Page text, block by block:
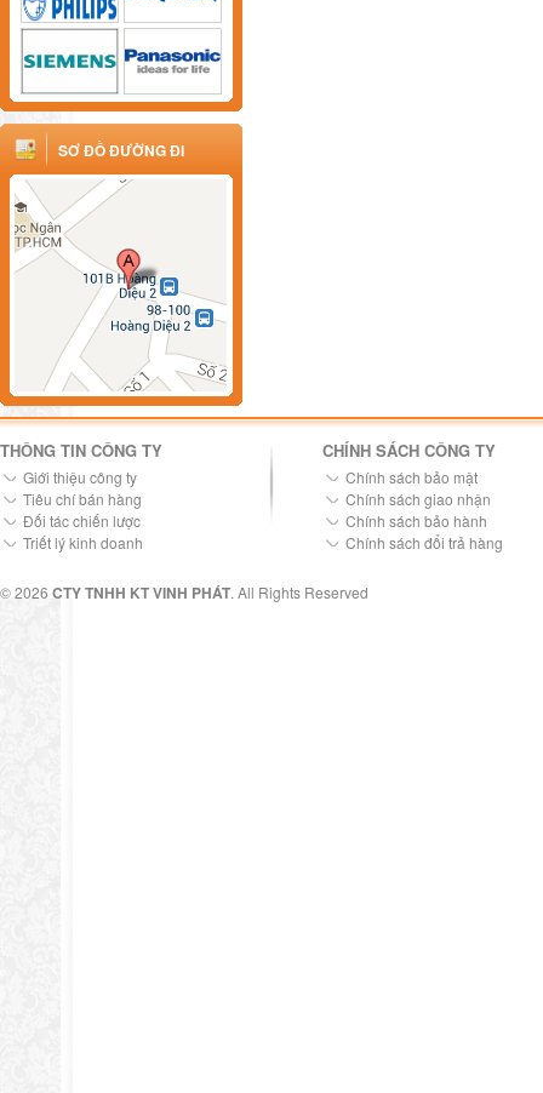
SƠ ĐỒ ĐƯỜNG ĐI
THÔNG TIN CÔNG TY
Giới thiệu công ty
Tiêu chí bán hàng
Đối tác chiến lược
Triết lý kinh doanh
CHÍNH SÁCH CÔNG TY
Chính sách bảo mật
Chính sách giao nhận
Chính sách bảo hành
Chính sách đổi trả hàng
© 2026 CTY TNHH KT VINH PHÁT. All Rights Reserved